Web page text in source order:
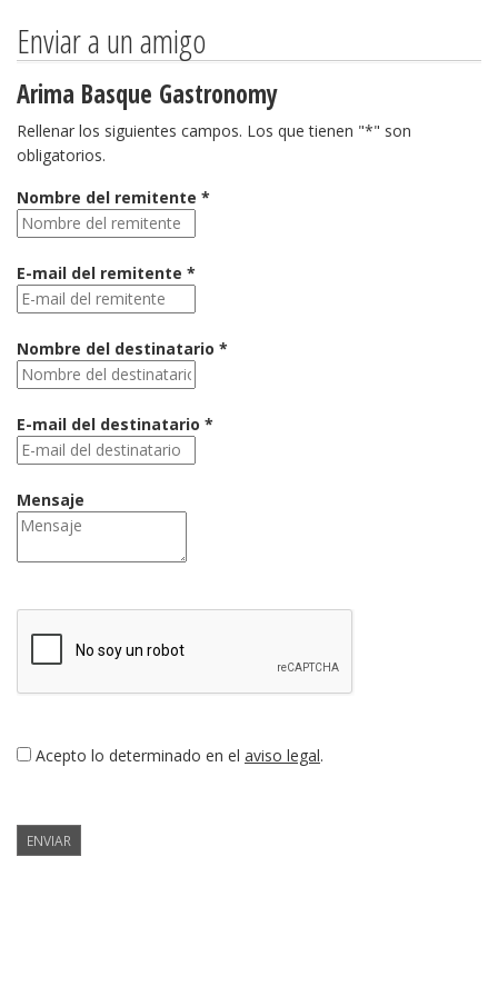
Enviar a un amigo
Arima Basque Gastronomy
Rellenar los siguientes campos. Los que tienen "*" son
obligatorios.
Nombre del remitente *
E-mail del remitente *
Nombre del destinatario *
E-mail del destinatario *
Mensaje
Acepto lo determinado en el aviso legal.
ENVIAR